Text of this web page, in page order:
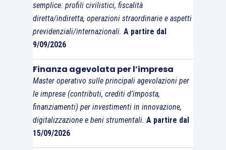
semplice: profili civilistici, fiscalità
diretta/indiretta, operazioni straordinarie e aspetti
previdenziali/internazionali. A partire dal
9/09/2026
Finanza agevolata per l’impresa
Master operativo sulle principali agevolazioni per
le imprese (contributi, crediti d’imposta,
finanziamenti) per investimenti in innovazione,
digitalizzazione e beni strumentali. A partire dal
15/09/2026